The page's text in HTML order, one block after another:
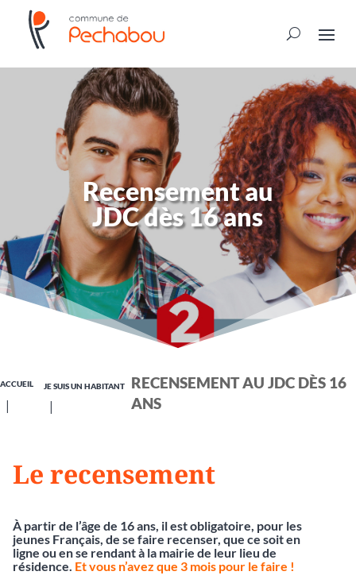
Recensement au
JDC dès 16 ans
ACCUEIL JE SUIS UN HABITANT
RECENSEMENT AU JDC DÈS 16
ANS
Le recensement
À partir de l’âge de 16 ans, il est obligatoire, pour les
jeunes Français, de se faire recenser, que ce soit en
ligne ou en se rendant à la mairie de leur lieu de
résidence. Et vous n’avez que 3 mois pour le faire !